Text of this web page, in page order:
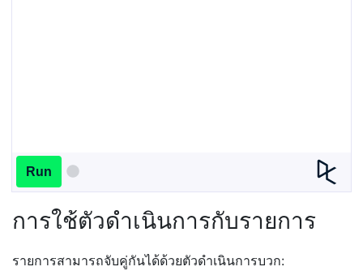
Run
การใช้ตัวดำเนินการกับรายการ
รายการสามารถจับคู่กันได้ด้วยตัวดำเนินการบวก: